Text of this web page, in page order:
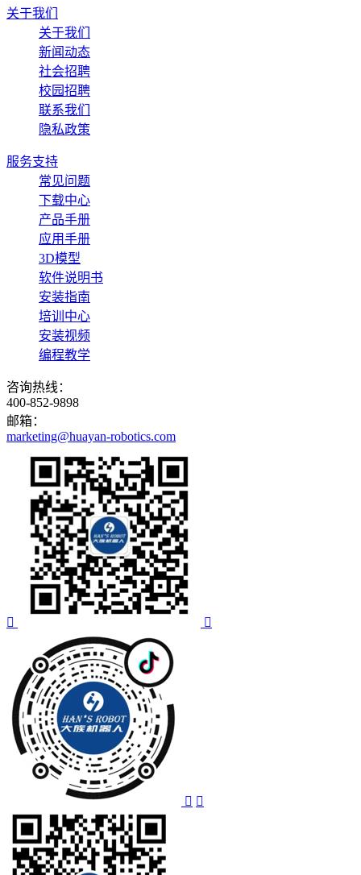
关于我们
关于我们
新闻动态
社会招聘
校园招聘
联系我们
隐私政策
服务支持
常见问题
下载中心
产品手册
应用手册
3D模型
软件说明书
安装指南
培训中心
安装视频
编程教学
咨询热线：
400-852-9898
邮箱：
marketing@huayan-robotics.com